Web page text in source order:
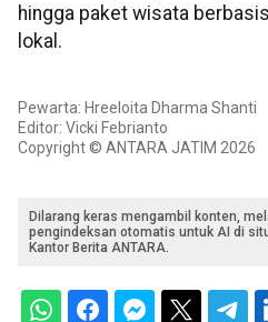
hingga paket wisata
lokal.
Pewarta: Hreeloita Dharma Shanti
Editor: Vicki Febrianto
Copyright © ANTARA JATIM 2026
Dilarang keras mengambil konten,
pengindeksan otomatis untuk AI di
Kantor Berita ANTARA.